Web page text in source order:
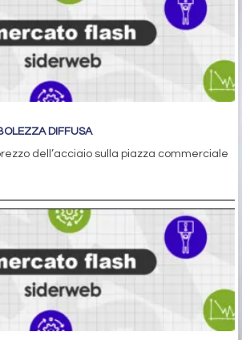
DIFFUSA
dell’acciaio sulla piazza commerciale